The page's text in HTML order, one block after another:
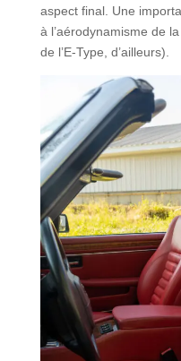
aspect final. Une
à l’aérodynamisme de
de l’E-Type, d’ailleurs).